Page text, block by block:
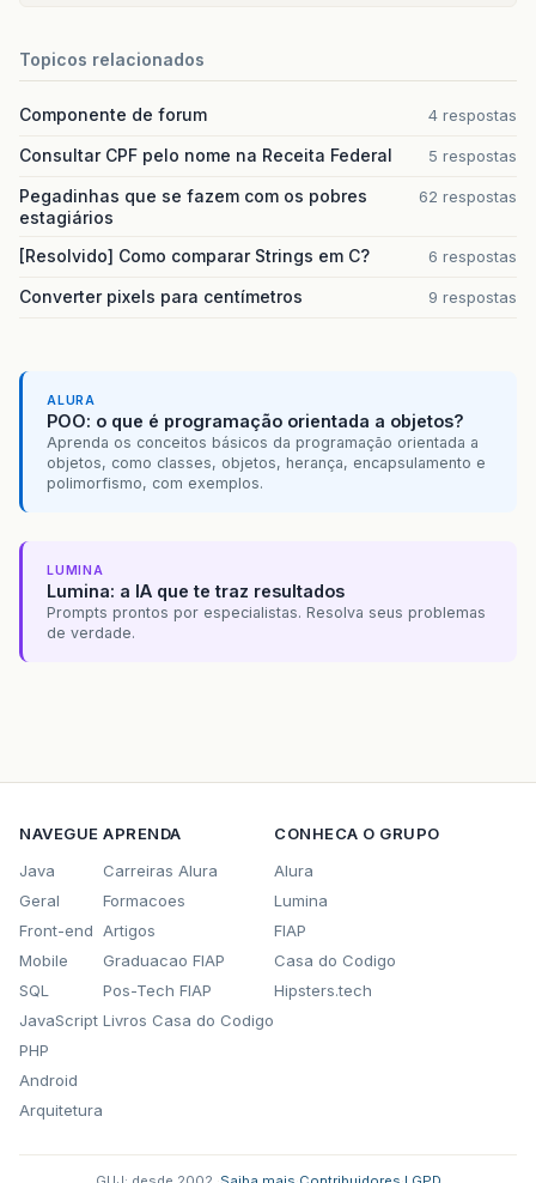
Topicos relacionados
Componente de forum 4 respostas
Consultar CPF pelo nome na Receita Federal 5 respostas
Pegadinhas que se fazem com os pobres
estagiários
62 respostas
[Resolvido] Como comparar Strings em C? 6 respostas
Converter pixels para centímetros 9 respostas
ALURA
POO: o que é programação orientada a objetos?
Aprenda os conceitos básicos da programação orientada a
objetos, como classes, objetos, herança, encapsulamento e
polimorfismo, com exemplos.
LUMINA
Lumina: a IA que te traz resultados
Prompts prontos por especialistas. Resolva seus problemas
de verdade.
NAVEGUE
Java
Geral
Front-end
Mobile
SQL
JavaScript
PHP
Android
Arquitetura
APRENDA
Carreiras Alura
Formacoes
Artigos
Graduacao FIAP
Pos-Tech FIAP
Livros Casa do Codigo
CONHECA O GRUPO
Alura
Lumina
FIAP
Casa do Codigo
Hipsters.tech